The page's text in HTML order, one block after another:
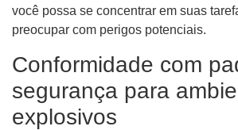
você possa se concentrar em suas
preocupar com perigos potenciais.
Conformidade com
segurança para
explosivos